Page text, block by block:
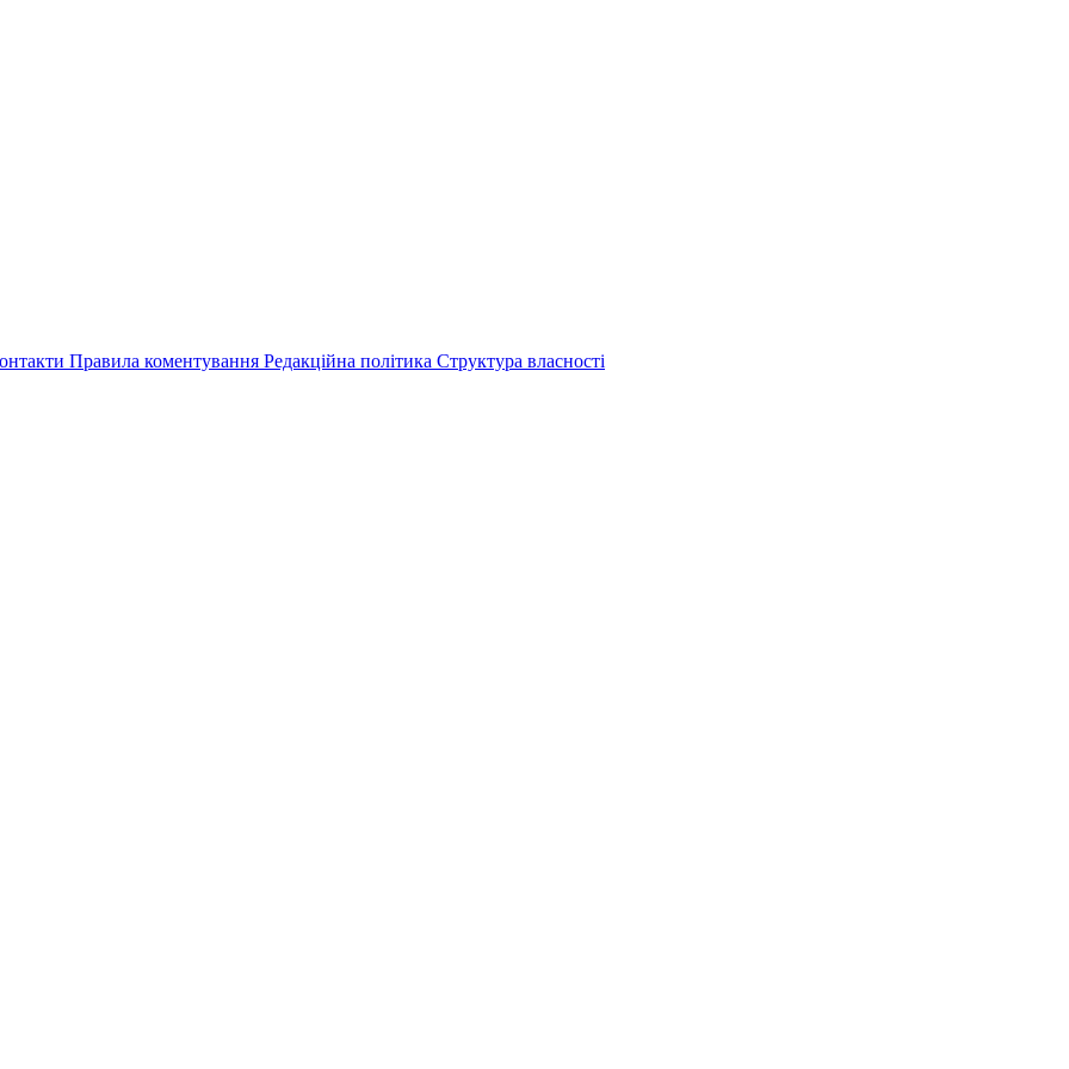
Правила коментування Редакційна політика Структура власності